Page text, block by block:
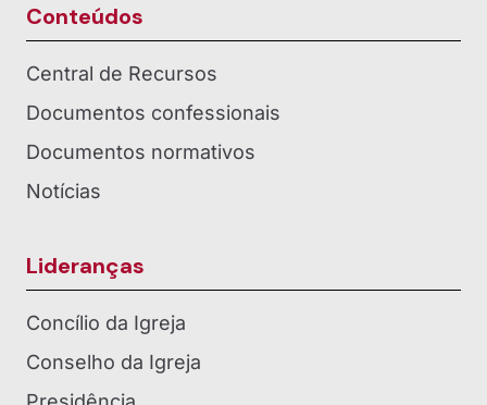
Conteúdos
Central de Recursos
Documentos confessionais
Documentos normativos
Notícias
Lideranças
Concílio da Igreja
Conselho da Igreja